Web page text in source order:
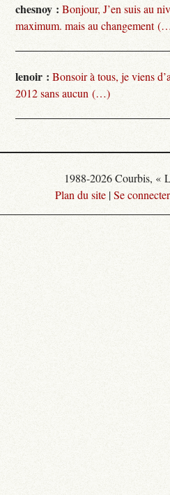
chesnoy : Bonjour, J’en suis au
maximum. mais au changement
lenoir : Bonsoir à tous, je viens
2012 sans aucun (…)
1988-2026 Courbis, «
Plan du site |Se connecter